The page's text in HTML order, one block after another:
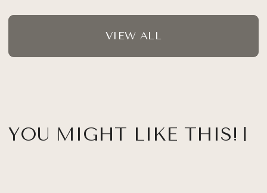
VIEW ALL
YOU MIGHT LIKE THIS!